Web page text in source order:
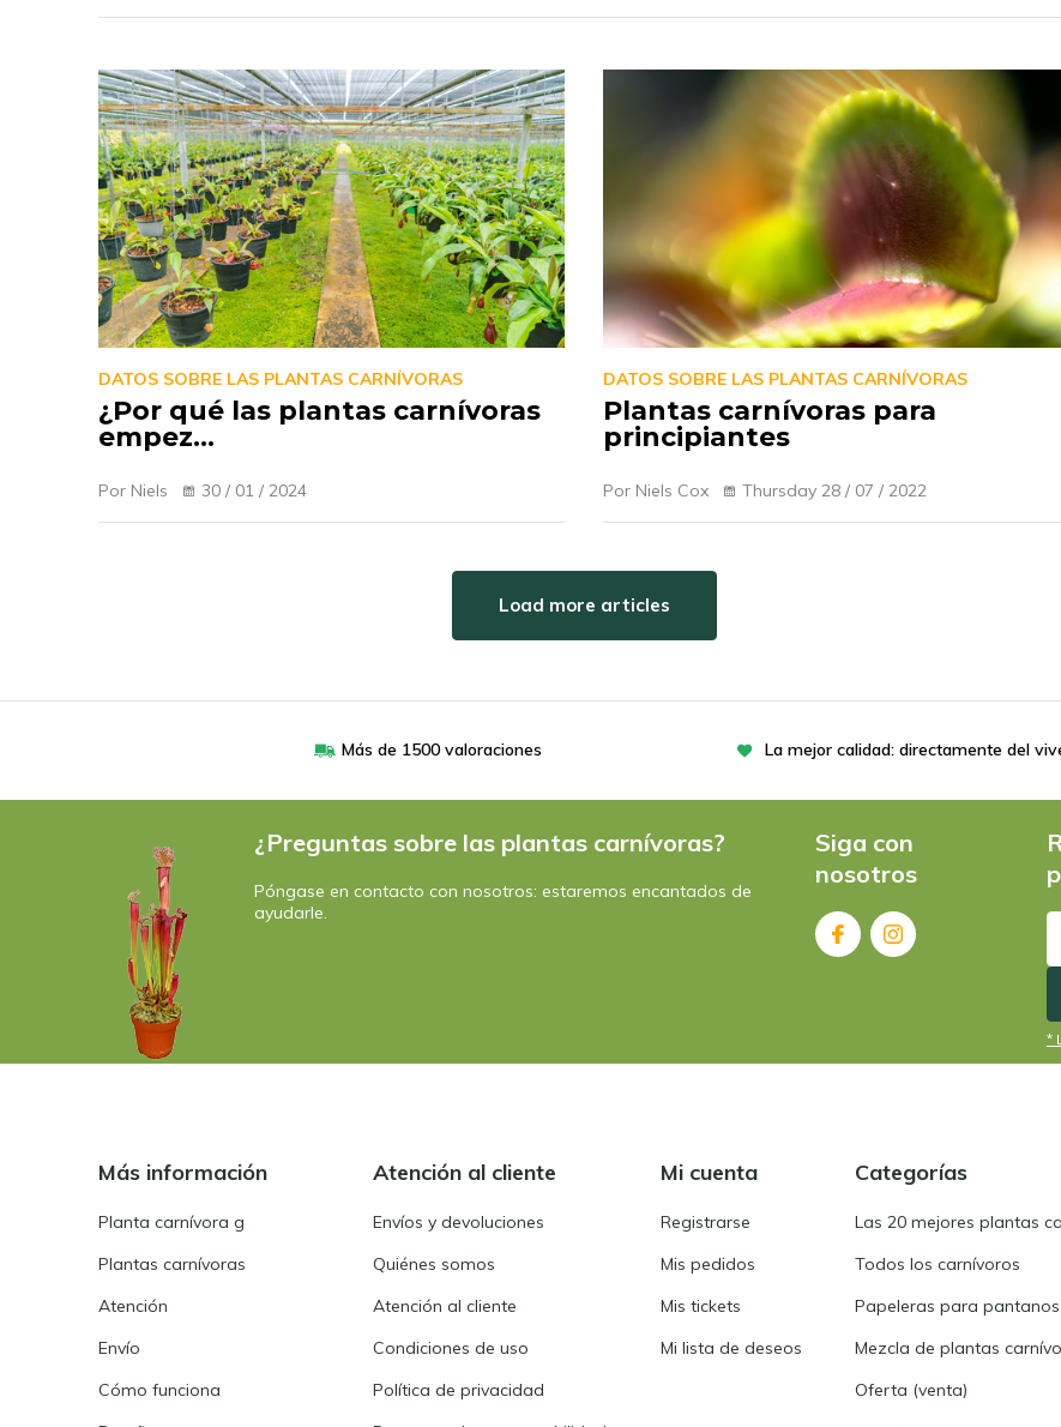
DATOS SOBRE LAS PLANTAS CARNÍVORAS
¿Por qué las plantas carnívoras
empez...
Por Niels 30 / 01 / 2024
DATOS SOBRE LAS PLANTAS CARNÍVORAS
Plantas carnívoras para
principiantes
Por Niels Cox Thursday 28 / 07 / 2022
Load more articles
Más de 1500 valoraciones La mejor calidad: directamente del
¿Preguntas sobre las plantas carnívoras?
Póngase en contacto con nosotros: estaremos encantados de
ayudarle.
Siga con
nosotros
*
Más información
Planta carnívora g
Plantas carnívoras
Atención
Envío
Cómo funciona
Atención al cliente
Envíos y devoluciones
Quiénes somos
Atención al cliente
Condiciones de uso
Política de privacidad
Mi cuenta
Registrarse
Mis pedidos
Mis tickets
Mi lista de deseos
Categorías
Las 20 mejores plantas
Todos los carnívoros
Papeleras para pantanos
Mezcla de plantas
Oferta (venta)